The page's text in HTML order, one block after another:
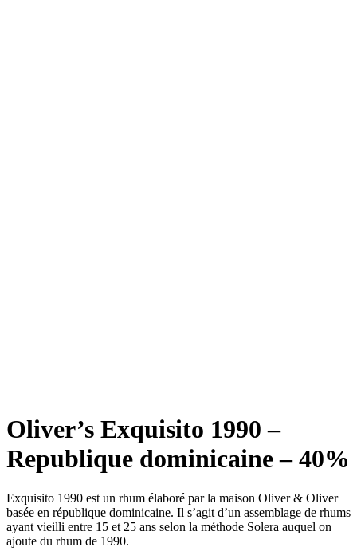
Oliver’s Exquisito 1990 –
Republique dominicaine – 40%
Exquisito 1990 est un rhum élaboré par la maison Oliver & Oliver
basée en république dominicaine. Il s’agit d’un assemblage de rhums
ayant vieilli entre 15 et 25 ans selon la méthode Solera auquel on
ajoute du rhum de 1990.